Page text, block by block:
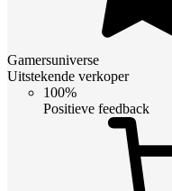
Gamersuniverse
Uitstekende verkoper
100%
Positieve feedback